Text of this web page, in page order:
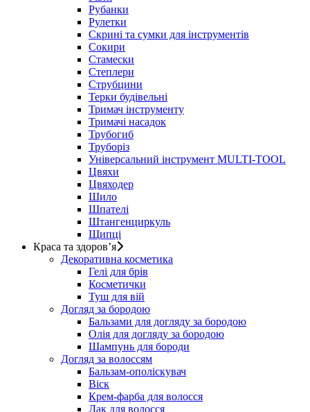
Рубанки
Рулетки
Скрині та сумки для інструментів
Сокири
Стамески
Степлери
Струбцини
Терки будівельні
Тримач інструменту
Тримачі насадок
Трубогиб
Труборіз
Універсальний інструмент MULTI-TOOL
Цвяхи
Цвяходер
Шило
Шпателі
Штангенциркуль
Щипці
Краса та здоров’я
Декоративна косметика
Гелі для брів
Косметички
Туш для вій
Догляд за бородою
Бальзами для догляду за бородою
Олія для догляду за бородою
Шампунь для бороди
Догляд за волоссям
Бальзам-ополіскувач
Віск
Крем-фарба для волосся
Лак для волосся